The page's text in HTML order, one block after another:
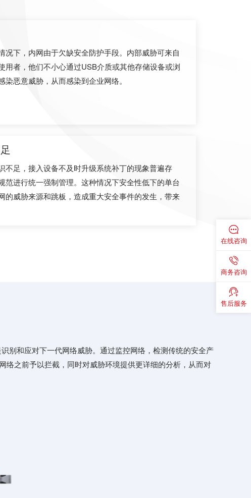
况下，内网由于欠缺安全防护手段。内部威胁可来自
用者，他们不小心通过USB介质或其他存储设备或浏
染恶意威胁，从而感染到企业网络。
不足，接入设备不及时升级系统补丁的现象普遍存
范进行统一强制管理。这种情况下安全性低下的单台
的威胁来源和跳板，造成重大安全事件的发生，带来
别和应对下一代网络威胁。通过监控网络，检测传统的安全产
络之前予以拦截，同时对威胁环境提供更详细的分析，从而对
在线咨询
商务咨询
售后服务